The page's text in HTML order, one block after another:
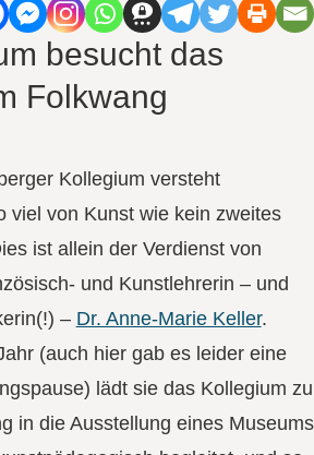
besucht das
Folkwang
Kollegium versteht
viel von Kunst wie kein zweites
ist allein der Verdienst von
und Kunstlehrerin – und
– Dr. Anne-Marie Keller.
(auch hier gab es leider eine
lädt sie das Kollegium zu
in die Ausstellung eines Museums